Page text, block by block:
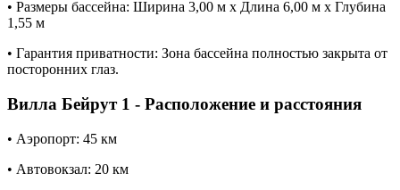
• Размеры бассейна: Ширина 3,00 м x Длина 6,00 м x Глубина
1,55 м
• Гарантия приватности: Зона бассейна полностью закрыта от
посторонних глаз.
Вилла Бейрут 1 - Расположение и расстояния
• Аэропорт: 45 км
• Автовокзал: 20 км